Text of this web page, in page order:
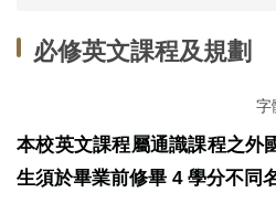
場地借用
必修英文課程及規劃
字
本校英文課程屬通識課程之外
生須於畢業前修畢 4 學分不同